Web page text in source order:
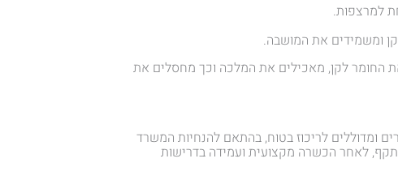
למרצפות.
ומשמידים את המושבה.
החומר לקן, מאכילים את המלכה וכך מחסלים את
ומדוללים לריכוז בטוח, בהתאם להנחיות המשרד
תקף, לאחר הכשרה מקצועית ועמידה בדרישות